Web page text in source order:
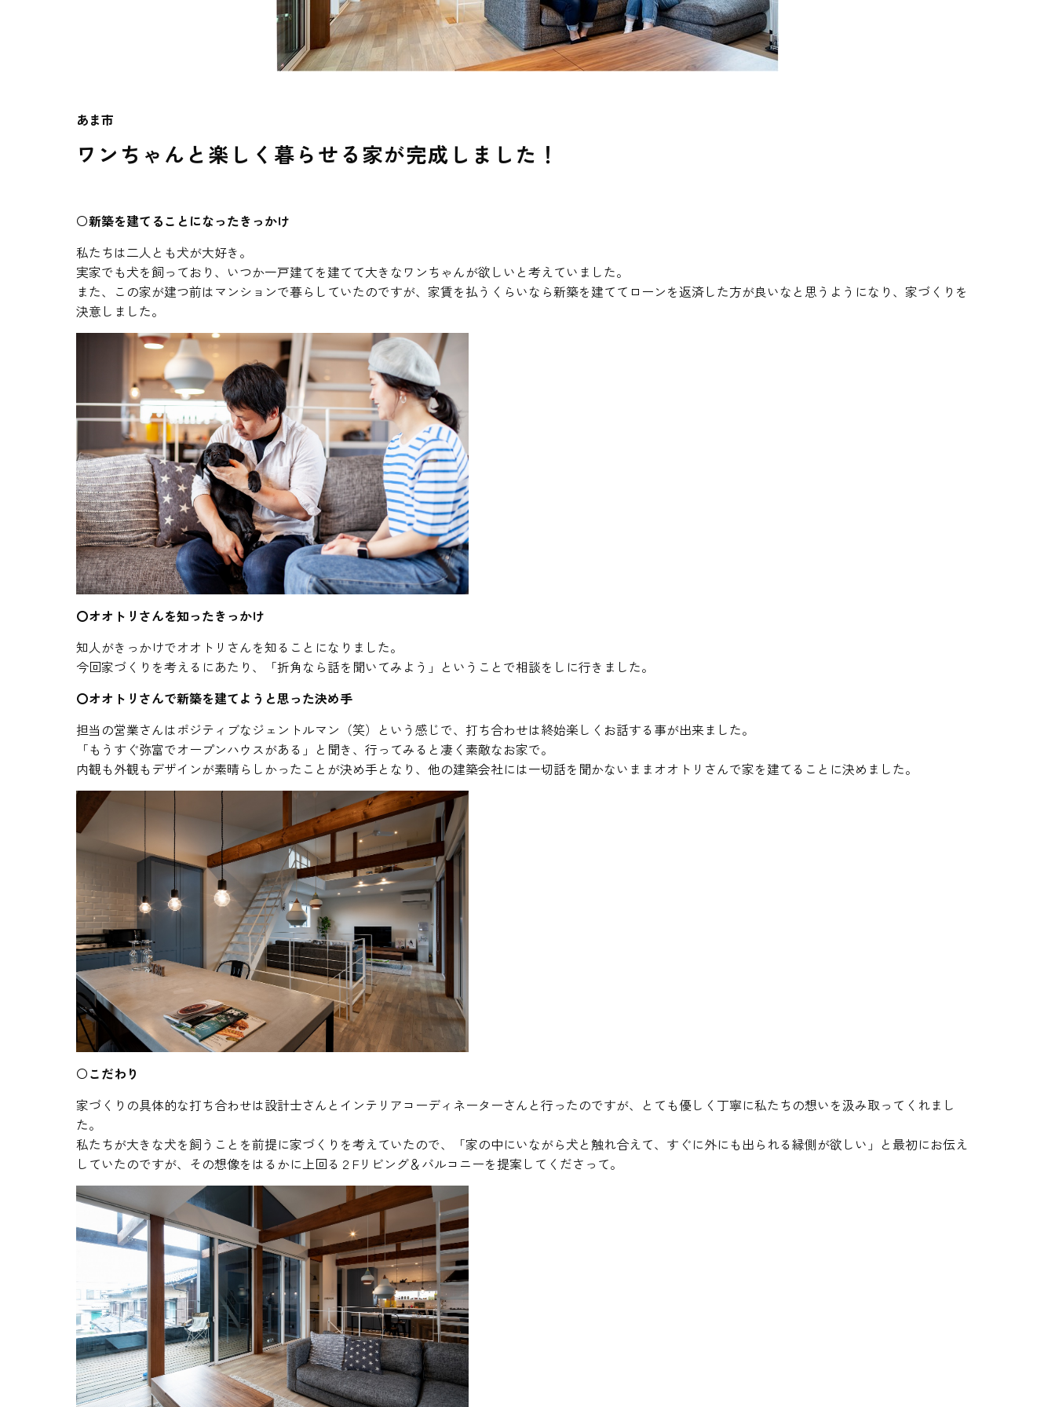
あま市
ワンちゃんと楽しく暮らせる家が完成しました！
〇新築を建てることになったきっかけ
私たちは二人とも犬が大好き。
実家でも犬を飼っており、いつか一戸建てを建てて大きなワンちゃんが欲しいと考えていました。
また、この家が建つ前はマンションで暮らしていたのですが、家賃を払うくらいなら新築を建ててローンを返済した方が良いなと思うようになり、家づくりを
決意しました。
〇オオトリさんを知ったきっかけ
知人がきっかけでオオトリさんを知ることになりました。
今回家づくりを考えるにあたり、「折角なら話を聞いてみよう」ということで相談をしに行きました。
〇オオトリさんで新築を建てようと思った決め手
担当の営業さんはポジティブなジェントルマン（笑）という感じで、打ち合わせは終始楽しくお話する事が出来ました。
「もうすぐ弥富でオープンハウスがある」と聞き、行ってみると凄く素敵なお家で。
内観も外観もデザインが素晴らしかったことが決め手となり、他の建築会社には一切話を聞かないままオオトリさんで家を建てることに決めました。
〇こだわり
家づくりの具体的な打ち合わせは設計士さんとインテリアコーディネーターさんと行ったのですが、とても優しく丁寧に私たちの想いを汲み取ってくれまし
た。
私たちが大きな犬を飼うことを前提に家づくりを考えていたので、「家の中にいながら犬と触れ合えて、すぐに外にも出られる縁側が欲しい」と最初にお伝え
していたのですが、その想像をはるかに上回る２Fリビング＆バルコニーを提案してくださって。